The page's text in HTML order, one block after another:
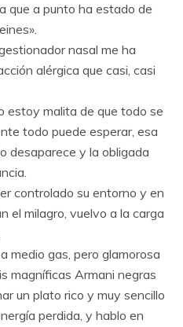
que a punto ha estado de
nasal me ha
alérgica que casi, casi
estoy malita de que todo se
todo puede esperar, esa
desaparece y la obligada
controlado su entorno y en
el milagro, vuelvo a la carga
medio gas, pero glamorosa
magníficas Armani negras
un plato rico y muy sencillo
perdida, y hablo en